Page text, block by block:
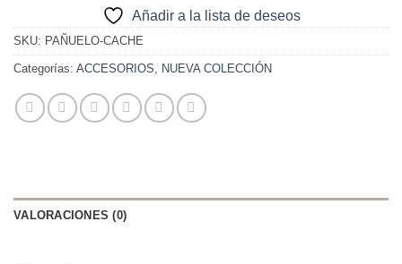
Añadir a la lista de deseos
SKU: PAÑUELO-CACHE
Categorías: ACCESORIOS NUEVA COLECCIÓN
VALORACIONES (0)